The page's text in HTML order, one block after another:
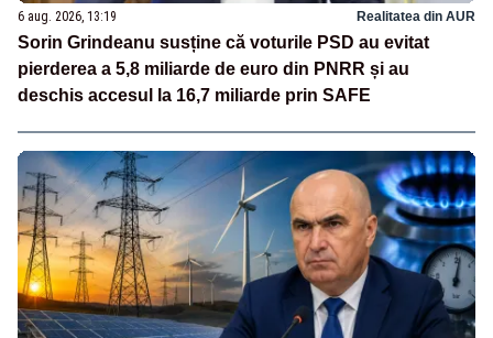
6 aug. 2026, 13:19 Realitatea din AUR
Sorin Grindeanu susține că voturile PSD au evitat
pierderea a 5,8 miliarde de euro din PNRR și au
deschis accesul la 16,7 miliarde prin SAFE